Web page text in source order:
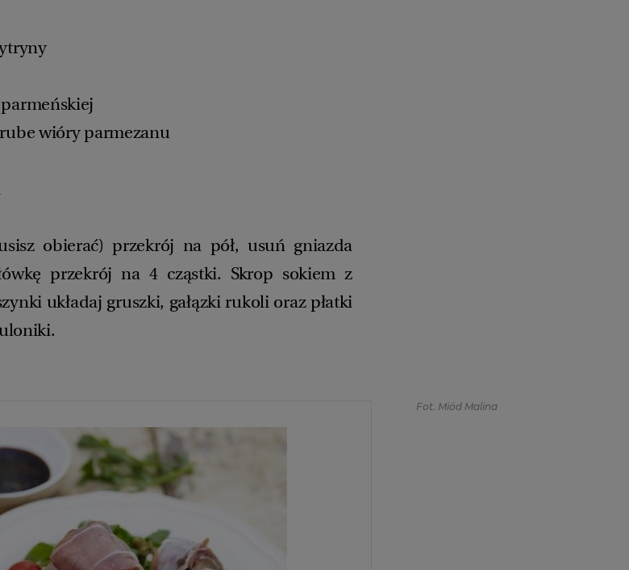
wióry parmezanu
obierać) przekrój na pół, usuń gniazda
przekrój na 4 cząstki. Skrop sokiem z
układaj gruszki, gałązki rukoli oraz płatki
Fot. Miód Malina